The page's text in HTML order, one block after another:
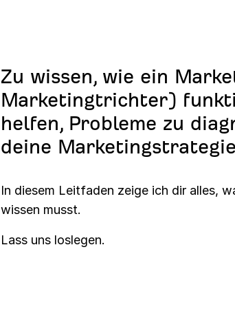
Zu wissen, wie ein
Marketingtrichter)
helfen, Probleme zu
deine
In diesem Leitfaden zeige ich dir alles,
wissen musst.
Lass uns loslegen.